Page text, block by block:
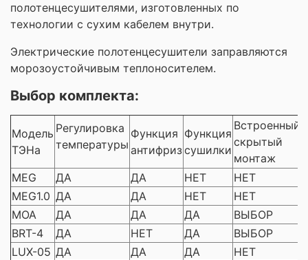
полотенцесушителями, изготовленных по
технологии с сухим кабелем внутри.
Электрические полотенцесушители заправляются
морозоустойчивым теплоносителем.
Выбор комплекта:
Модель
ТЭНа
Регулировка
температуры
Функция
антифриз
Функция
сушилки
Встроенный
скрытый
монтаж
MEG
ДА ДА НЕТ НЕТ
MEG1.0 ДА ДА НЕТ НЕТ
MOA
ДА ДА ДА ВЫБОР
BRT-4
ДА НЕТ ДА ВЫБОР
LUX-05 ДА ДА ДА НЕТ